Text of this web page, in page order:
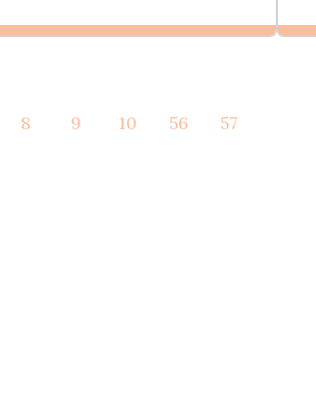
Tham vấn Interlink
8 9 10 56 57